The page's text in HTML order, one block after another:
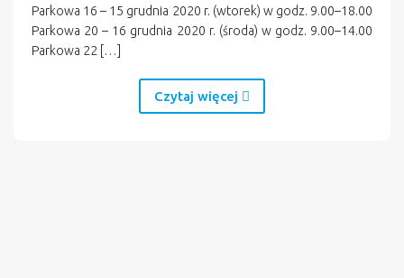
Parkowa 16 – 15 grudnia 2020 r. (wtorek) w godz. 9.00–18.00
Parkowa 20 – 16 grudnia 2020 r. (środa) w godz. 9.00–14.00
Parkowa 22 […]
Czytaj więcej